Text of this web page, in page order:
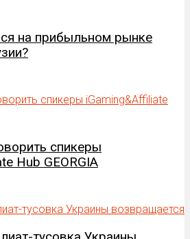
на прибыльном рынке
спикеры
Hub GEORGIA